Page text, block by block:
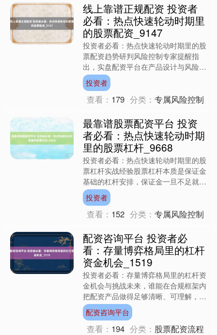
线上靠谱正规配资 投资者
必看：热点快速轮动时期里
的股票配资_9147
投资者必看：热点快速轮动时期里的股
票配资趋势研判风险控制专家提醒指
出，实盘配资平台在产品设计与风险揭
示上需承担更多责任。以平台为例，其
通过多维度压力测试和场景演....
投资者
查看： 179 分类：专属风险控制
最靠谱股票配资平台 投资
者必看：热点快速轮动时期
里的股票杠杆_9668
投资者必看：热点快速轮动时期里的股
票杠杆实战经验股票杠杆本质是保证金
基础的杠杆安排，保证金一旦不足就会
触发预警和风险控制。投资者应先设定
可接受最大亏损，再反推合....
投资者
查看： 152 分类：专属风险控制
配资咨询平台 投资者必
看：存量博弈格局里的杠杆
资金机会_1519
投资者必看：存量博弈格局里的杠杆资
金机会与挑战未来，谁能在合规框架内
把配资产品做得足够清晰、可理解，谁
就更有机会获得长期稳定的用户群体。
在合规渠道，投资者可学习....
配资咨询平台
查看： 194 分类： 股票配资流程